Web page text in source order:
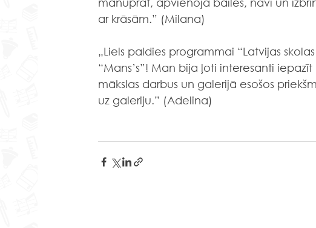
ar krāsām.” (Milana)
„Liels paldies programmai “Latvijas
“Mans’s”! Man bija ļoti interesanti
mākslas darbus un galerijā esošos
uz galeriju.” (Adelina)